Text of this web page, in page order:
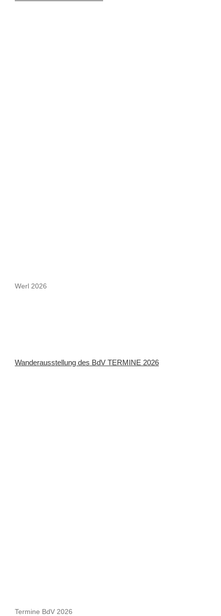
Werl 2026
Wanderausstellung des BdV TERMINE 2026
Termine BdV 2026